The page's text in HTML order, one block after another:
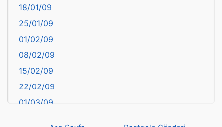
Batman
Bayburt
Bilecik
Bingöl
Bitlis
Bolu
Burdur
18/01/09
25/01/09
01/02/09
08/02/09
15/02/09
22/02/09
01/03/09